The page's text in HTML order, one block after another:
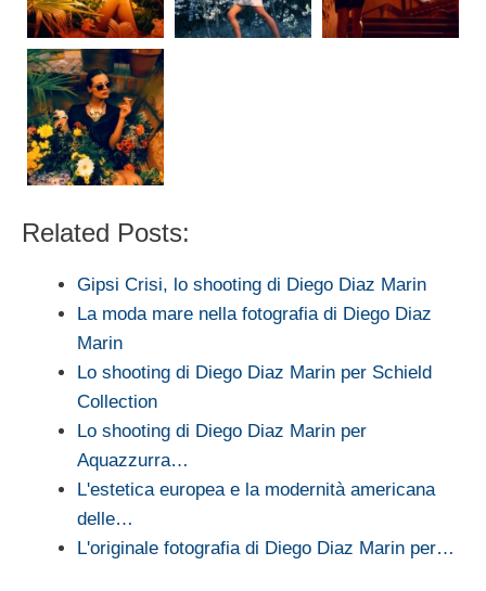
Related Posts:
Gipsi Crisi, lo shooting di Diego Diaz Marin
La moda mare nella fotografia di Diego Diaz
Marin
Lo shooting di Diego Diaz Marin per Schield
Collection
Lo shooting di Diego Diaz Marin per
Aquazzurra…
L'estetica europea e la modernità americana
delle…
L'originale fotografia di Diego Diaz Marin per…